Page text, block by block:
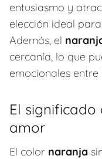
entusiasmo y
elección ideal
Además, el
cercanía, lo que
emocionales entre
El significado
amor
El color naranja